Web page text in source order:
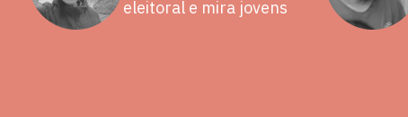
eleitoral e mira jovens